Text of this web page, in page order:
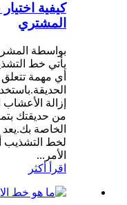
كيفية
المشتري
بواسطة المشرف
يأتي خط
أي مهمة تتعلق
إزالة
من حديقتك
الخاصة
لخط التشذيب
الأمر...
اقرأ أكثر